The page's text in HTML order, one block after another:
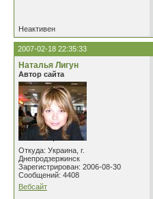
Неактивен
2007-02-18 22:35:33
Наталья Лигун
Автор сайта
Откуда: Украина, г.
Днепродзержинск
Зарегистрирован: 2006-08-30
Сообщений: 4408
Вебсайт